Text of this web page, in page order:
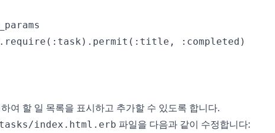
:completed)
여 할 일 목록을 표시하고 추가할 수 있도록 합니다.
index.html.erb 파일을 다음과 같이 수정합니다: